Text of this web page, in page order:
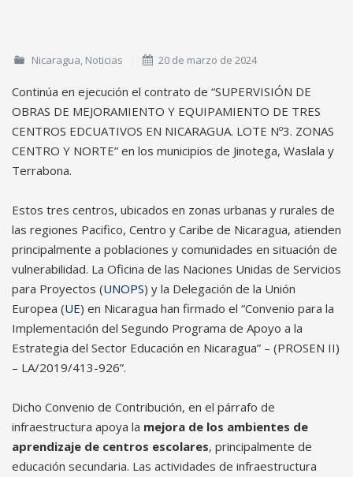
Nicaragua, Noticias 20 de marzo de 2024
Continúa en ejecución el contrato de “SUPERVISIÓN DE
OBRAS DE MEJORAMIENTO Y EQUIPAMIENTO DE TRES
CENTROS EDCUATIVOS EN NICARAGUA. LOTE Nº3. ZONAS
CENTRO Y NORTE” en los municipios de Jinotega, Waslala y
Terrabona.
Estos tres centros, ubicados en zonas urbanas y rurales de
las regiones Pacifico, Centro y Caribe de Nicaragua, atienden
principalmente a poblaciones y comunidades en situación de
vulnerabilidad. La Oficina de las Naciones Unidas de Servicios
para Proyectos (UNOPS) y la Delegación de la Unión
Europea (UE) en Nicaragua han firmado el “Convenio para la
Implementación del Segundo Programa de Apoyo a la
Estrategia del Sector Educación en Nicaragua” – (PROSEN II)
– LA/2019/413-926”.
Dicho Convenio de Contribución, en el párrafo de
infraestructura apoya la mejora de los ambientes de
aprendizaje de centros escolares, principalmente de
educación secundaria. Las actividades de infraestructura